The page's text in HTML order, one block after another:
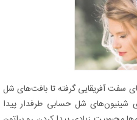
سفت آفریقایی گرفته تا بافت‌های شل
شینیون‌های شل حسابی طرفدار پیدا